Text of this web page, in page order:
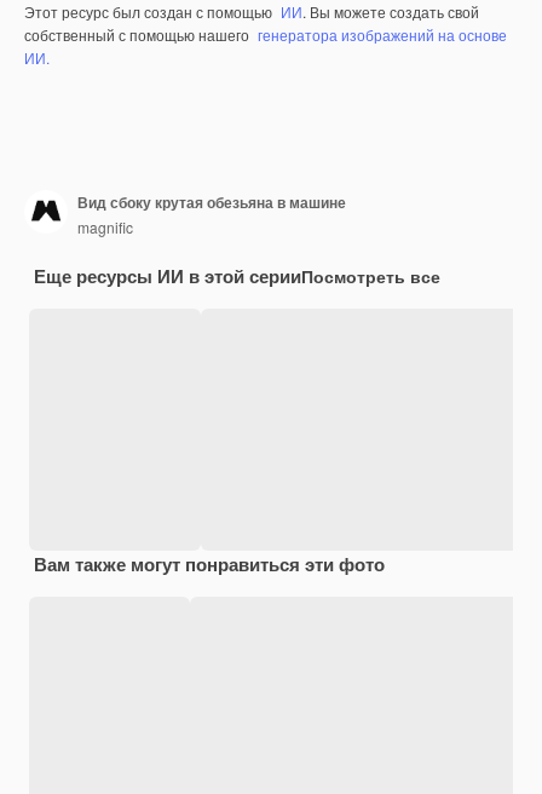
Этот ресурс был создан с помощью ИИ. Вы можете создать свой
собственный с помощью нашего генератора изображений на основе
ИИ.
Вид сбоку крутая обезьяна в машине
magnific
Еще ресурсы ИИ в этой серииПосмотреть все
Вам также могут понравиться эти фото